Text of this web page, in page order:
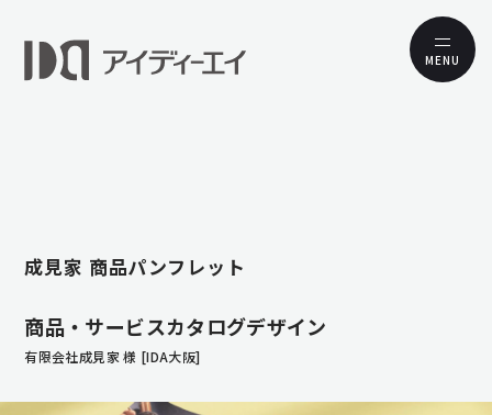
MENU
成見家 商品パンフレット
商品・サービスカタログデザイン
有限会社成見家 様 [IDA大阪]